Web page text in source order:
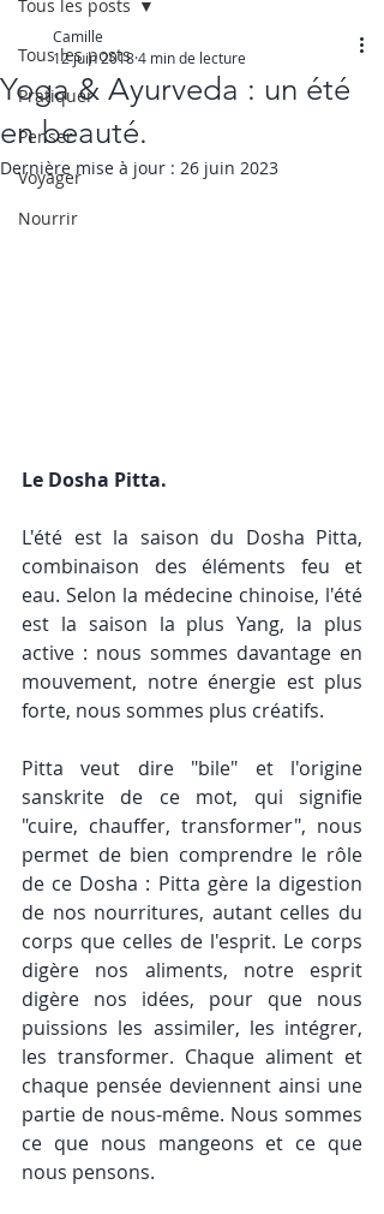
Tous les posts
Pratiquer
Penser
Voyager
Nourrir
Tous les posts
Yoga & Ayurveda : un été
en beauté.
Camille
12 juin 20184 min de lecture
Dernière mise à jour : 26 juin 2023
Le Dosha Pitta.
L'été est la saison du Dosha Pitta,
combinaison des éléments feu et
eau. Selon la médecine chinoise, l'été
est la saison la plus Yang, la plus
active : nous sommes davantage en
mouvement, notre énergie est plus
forte, nous sommes plus créatifs.
Pitta veut dire "bile" et l'origine
sanskrite de ce mot, qui signifie
"cuire, chauffer, transformer", nous
permet de bien comprendre le rôle
de ce Dosha : Pitta gère la digestion
de nos nourritures, autant celles du
corps que celles de l'esprit. Le corps
digère nos aliments, notre esprit
digère nos idées, pour que nous
puissions les assimiler, les intégrer,
les transformer. Chaque aliment et
chaque pensée deviennent ainsi une
partie de nous-même. Nous sommes
ce que nous mangeons et ce que
nous pensons.